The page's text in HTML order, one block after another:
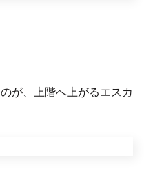
が、上階へ上がるエスカ